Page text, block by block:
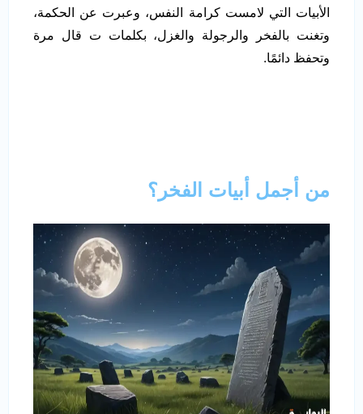
الأبيات التي لامست كرامة النفس، وعبرت عن الحكمة،
وتغنت بالفخر والرجولة والغزل، بكلمات ت قال مرة
وتحفظ دائمًا.
من أجمل أبيات الفخر؟